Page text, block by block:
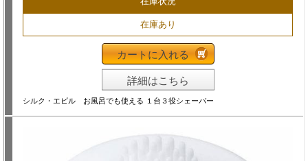
在庫あり
カートに入れる
詳細はこちら
シルク・エピル お風呂でも使える １台３役シェーバー